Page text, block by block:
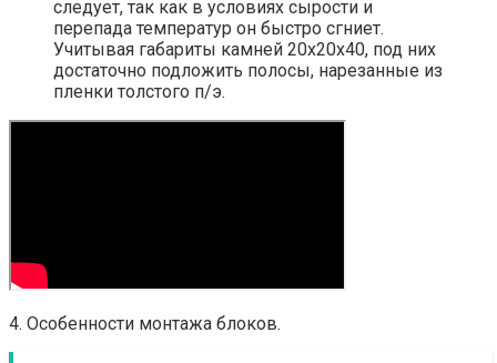
следует, так как в условиях сырости и
перепада температур он быстро сгниет.
Учитывая габариты камней 20х20х40, под них
достаточно подложить полосы, нарезанные из
пленки толстого п/э.
4. Особенности монтажа блоков.